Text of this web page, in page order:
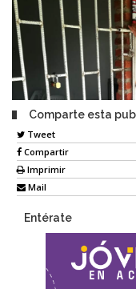
Comparte esta
Tweet
Compartir
Imprimir
Mail
Entérate